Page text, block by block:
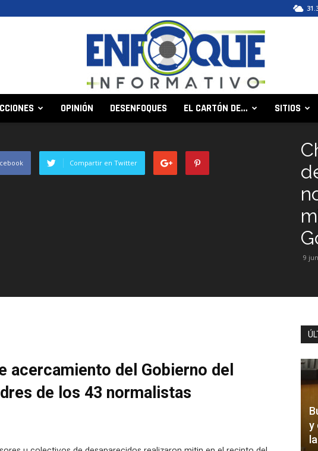
OPINIÓN DESENFOQUES EL CARTÓN DE… SITIOS
9
Compartir en Twitter
acercamiento del Gobierno del
de los 43 normalistas
y